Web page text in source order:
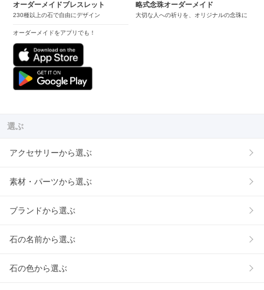
オーダーメイドブレスレット
230種以上の石で自由にデザイン
オーダーメイドをアプリでも！
略式念珠オーダーメイド
大切な人への祈りを、オリジナルの念珠に
選ぶ
アクセサリーから選ぶ
素材・パーツから選ぶ
ブランドから選ぶ
石の名前から選ぶ
石の色から選ぶ